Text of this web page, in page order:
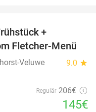
+
Fletcher-Menü
Veluwe 9.0 star
Regulär 206€
145€